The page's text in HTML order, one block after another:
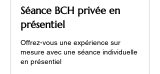
Séance BCH privée en
présentiel
Offrez-vous une expérience sur
mesure avec une séance individuelle
en présentiel